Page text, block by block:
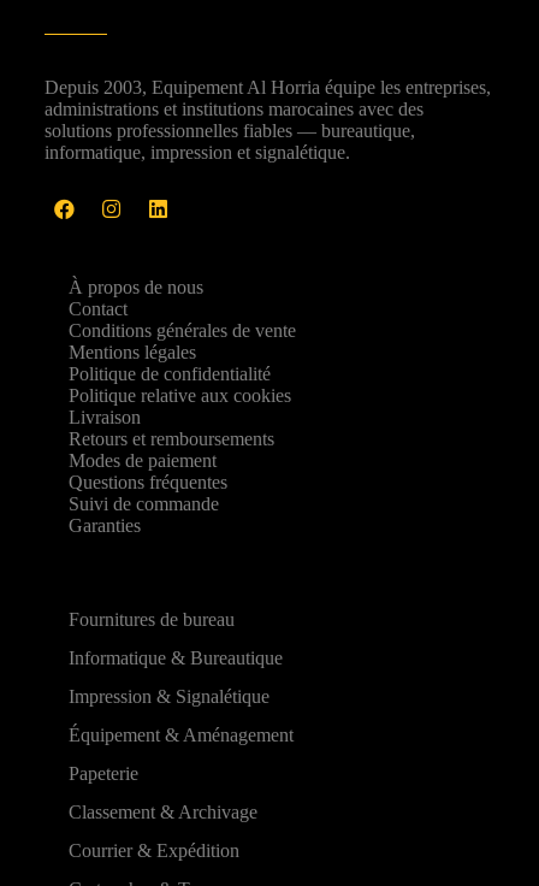
Depuis 2003, Equipement Al Horria équipe les entreprises,
administrations et institutions marocaines avec des
solutions professionnelles fiables — bureautique,
informatique, impression et signalétique.
À propos de nous
Contact
Conditions générales de vente
Mentions légales
Politique de confidentialité
Politique relative aux cookies
Livraison
Retours et remboursements
Modes de paiement
Questions fréquentes
Suivi de commande
Garanties
Fournitures de bureau
Informatique & Bureautique
Impression & Signalétique
Équipement & Aménagement
Papeterie
Classement & Archivage
Courrier & Expédition